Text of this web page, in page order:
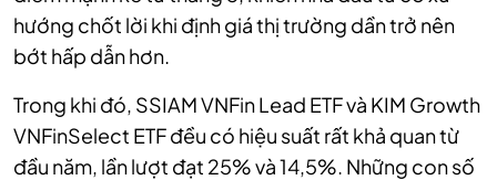
hướng chốt lời khi định giá thị trường dần trở nên
bớt hấp dẫn hơn.
Trong khi đó, SSIAM VNFin Lead ETF và KIM Growth
VNFinSelect ETF đều có hiệu suất rất khả quan từ
đầu năm, lần lượt đạt 25% và 14,5%. Những con số